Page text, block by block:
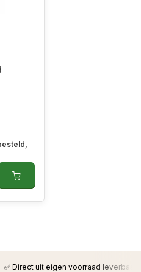
✅ Direct uit eigen voorraad leverbaar